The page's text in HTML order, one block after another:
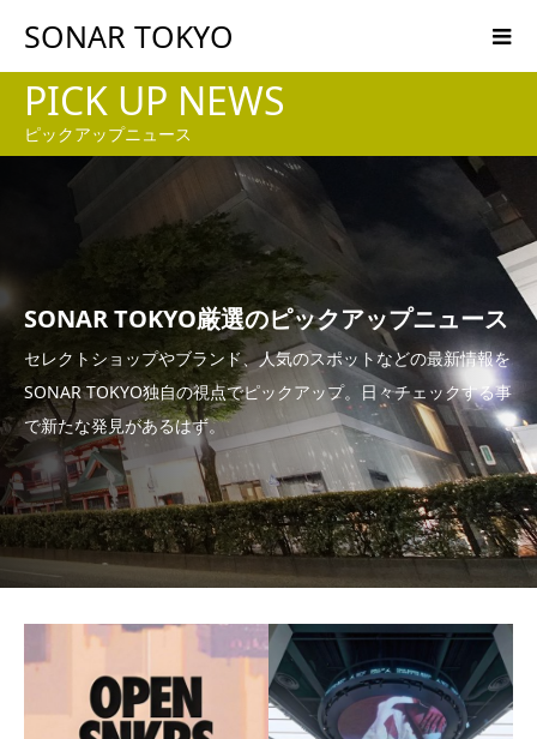
SONAR TOKYO
PICK UP NEWS
ピックアップニュース
SONAR TOKYO厳選のピックアップニュース
セレクトショップやブランド、人気のスポットなどの最新情報を
SONAR TOKYO独自の視点でピックアップ。日々チェックする事
で新たな発見があるはず。